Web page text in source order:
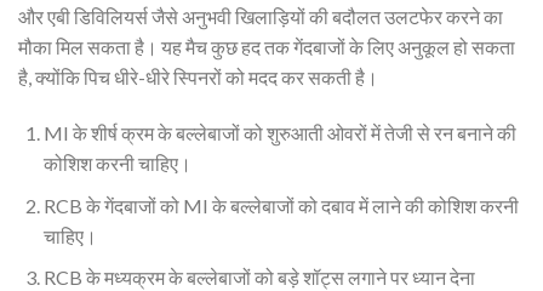
और एबी डिविलियर्स जैसे अनुभवी खिलाड़ियों की बदौलत उलटफेर करने का
मौका मिल सकता है। यह मैच कुछ हद तक गेंदबाजों के लिए अनुकूल हो सकता
है, क्योंकि पिच धीरे-धीरे स्पिनरों को मदद कर सकती है।
MI के शीर्ष क्रम के बल्लेबाजों को शुरुआती ओवरों में तेजी से रन बनाने की
कोशिश करनी चाहिए।
RCB के गेंदबाजों को MI के बल्लेबाजों को दबाव में लाने की कोशिश करनी
चाहिए।
RCB के मध्यक्रम के बल्लेबाजों को बड़े शॉट्स लगाने पर ध्यान देना